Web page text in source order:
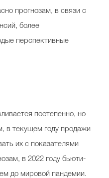
прогнозам, в связи с
более
перспективные
постепенно, но
в текущем году продажи
их с показателями
в 2022 году бьюти-
до мировой пандемии.